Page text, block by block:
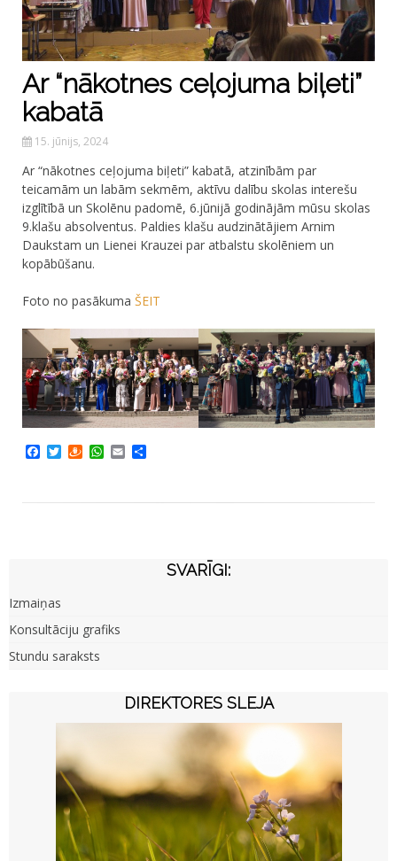
Ar “nākotnes ceļojuma biļeti”
kabatā
15. jūnijs, 2024
Ar “nākotnes ceļojuma biļeti” kabatā, atzinībām par
teicamām un labām sekmēm, aktīvu dalību skolas interešu
izglītībā un Skolēnu padomē, 6.jūnijā godinājām mūsu skolas
9.klašu absolventus. Paldies klašu audzinātājiem Arnim
Daukstam un Lienei Krauzei par atbalstu skolēniem un
kopābūšanu.
Foto no pasākuma ŠEIT
Facebook
TwitterDraugiem
WhatsApp
Email
SVARĪGI:
Izmaiņas
Konsultāciju grafiks
Stundu saraksts
DIREKTORES SLEJA